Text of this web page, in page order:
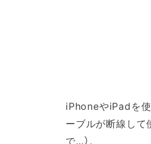
iPhoneやiPadを
ーブルが断線して
で…）。